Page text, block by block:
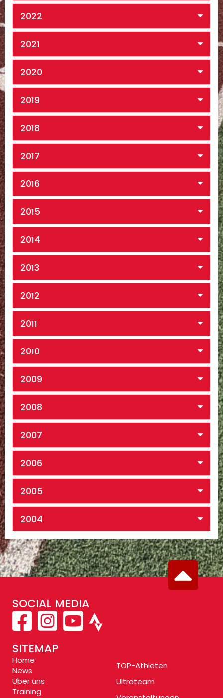
2022
2021
2020
2019
2018
2017
2016
2015
2014
2013
2012
2011
2010
2009
2008
2007
2006
2005
2004
SOCIAL MEDIA
SITEMAP
Home
News
Über uns
Training
TOP-Athleten
Ultrateam